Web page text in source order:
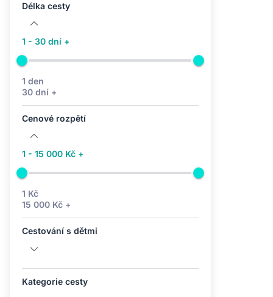
Délka cesty
1 - 30 dní +
1 den
30 dní +
Cenové rozpětí
1 - 15 000 Kč +
1 Kč
15 000 Kč +
Cestování s dětmi
Kategorie cesty